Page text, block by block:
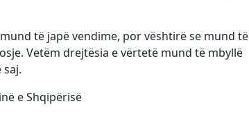
të japë vendime, por vështirë se mund të
Vetëm drejtësia e vërtetë mund të mbyllë
e Shqipërisë